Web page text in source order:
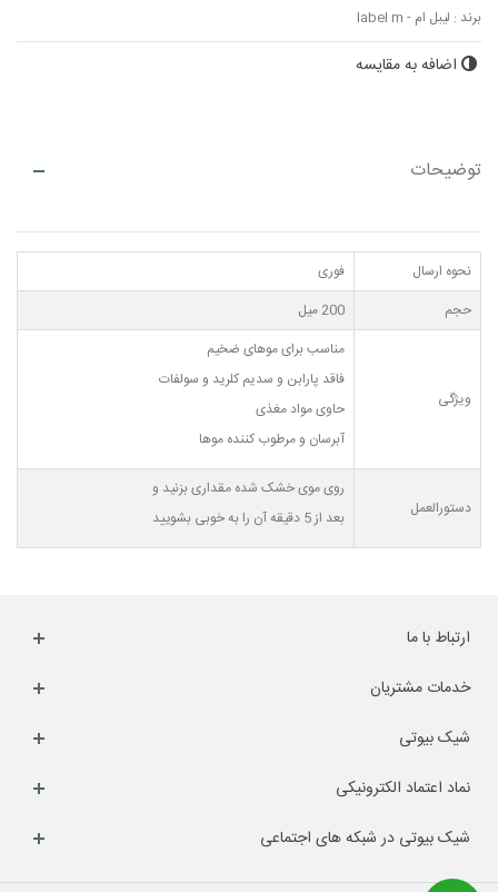
برند : لیبل ام - label m
اضافه به مقایسه
توضیحات
نحوه ارسال
فوری
حجم
200 میل
ویژگی
مناسب برای موهای ضخیم
فاقد پارابن و سدیم کلرید و سولفات
حاوی مواد مغذی
آبرسان و مرطوب کننده موها
دستورالعمل
روی موی خشک شده مقداری بزنید و
بعد از 5 دقیقه آن را به خوبی بشویید
ارتباط با ما
خدمات مشتریان
شیک بیوتی
نماد اعتماد الکترونیکی
شیک بیوتی در شبکه های اجتماعی